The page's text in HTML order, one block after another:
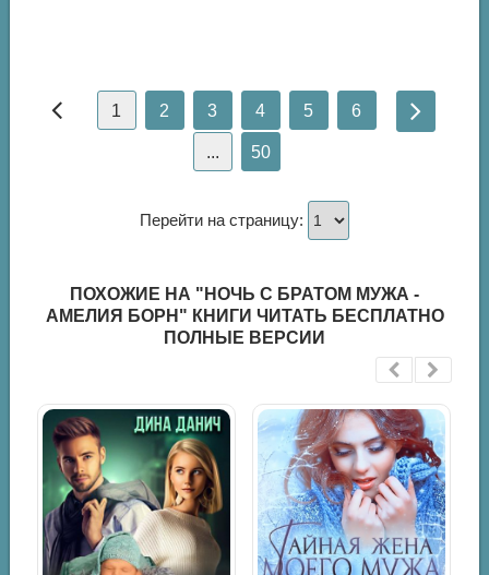
1 2 3 4 5 6
... 50
Перейти на страницу:
ПОХОЖИЕ НА "НОЧЬ С БРАТОМ МУЖА -
АМЕЛИЯ БОРН" КНИГИ ЧИТАТЬ БЕСПЛАТНО
ПОЛНЫЕ ВЕРСИИ